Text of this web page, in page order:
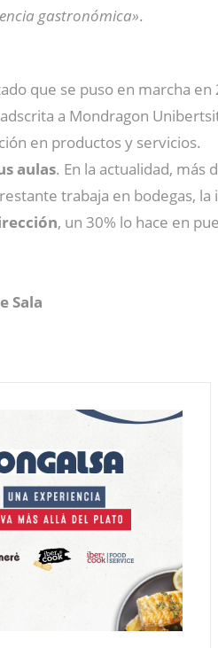
gastronómica».
que se puso en marcha
a Mondragon
en productos y servicios.
aulas. En la actualidad, más
trabaja en bodegas,
, un 30% lo hace en
Sala